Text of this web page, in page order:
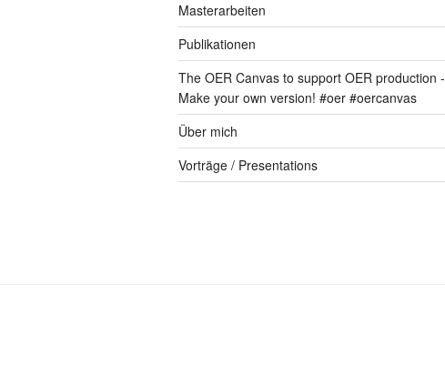
Masterarbeiten
Publikationen
The OER Canvas to support OER production -
Make your own version! #oer #oercanvas
Über mich
Vorträge / Presentations